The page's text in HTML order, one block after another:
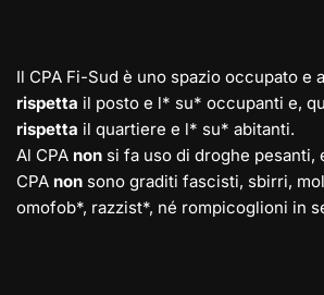
Il CPA Fi-Sud è uno spazio occupato e
rispetta il posto e l* su* occupanti e,
rispetta il quartiere e l* su* abitanti.
Al CPA non si fa uso di droghe pesanti,
CPA non sono graditi fascisti, sbirri,
omofob*, razzist*, né rompicoglioni in